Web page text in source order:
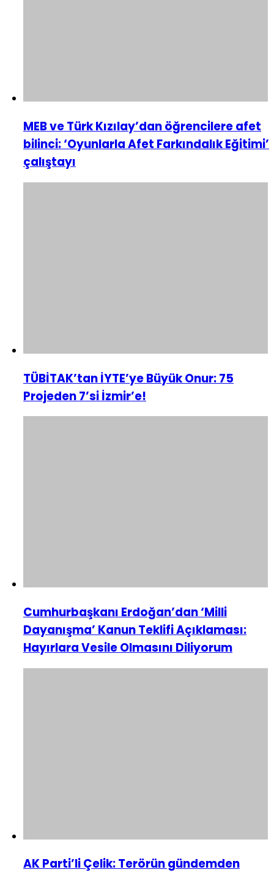
MEB ve Türk Kızılay’dan öğrencilere afet
bilinci: ‘Oyunlarla Afet Farkındalık Eğitimi’
çalıştayı
TÜBİTAK’tan İYTE’ye Büyük Onur: 75
Projeden 7’si İzmir’e!
Cumhurbaşkanı Erdoğan’dan ‘Milli
Dayanışma’ Kanun Teklifi Açıklaması:
Hayırlara Vesile Olmasını Diliyorum
AK Parti’li Çelik: Terörün gündemden